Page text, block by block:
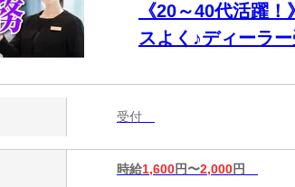
《20～40代活躍
スよく♪ディーラ
受付
時給1,600円〜2,000円